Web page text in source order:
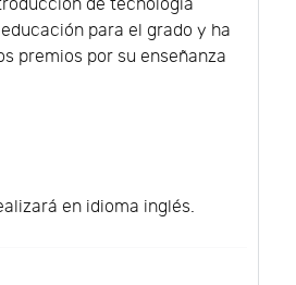
de tecnología
para el grado y ha
premios por su enseñanza
en idioma inglés.